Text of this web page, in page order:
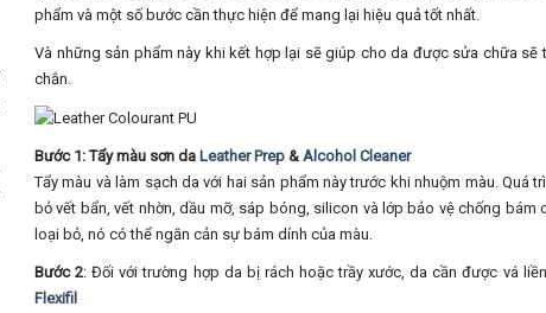
phẩm và một số bước cần thực hiện để mang lại hiệu quả tốt nhất.
Và những sản phẩm này khi kết hợp lại sẽ giúp cho da được sửa chữa sẽ
chắn.
Bước 1: Tẩy màu sơn da Leather Prep & Alcohol Cleaner
Tẩy màu và làm sạch da với hai sản phẩm này trước khi nhuộm màu. Quá
bỏ vết bẩn, vết nhờn, dầu mỡ, sáp bóng, silicon và lớp bảo vệ chống bám
loại bỏ, nó có thể ngăn cản sự bám dính của màu.
Bước 2: Đối với trường hợp da bị rách hoặc trầy xước, da cần được vá
Flexifil